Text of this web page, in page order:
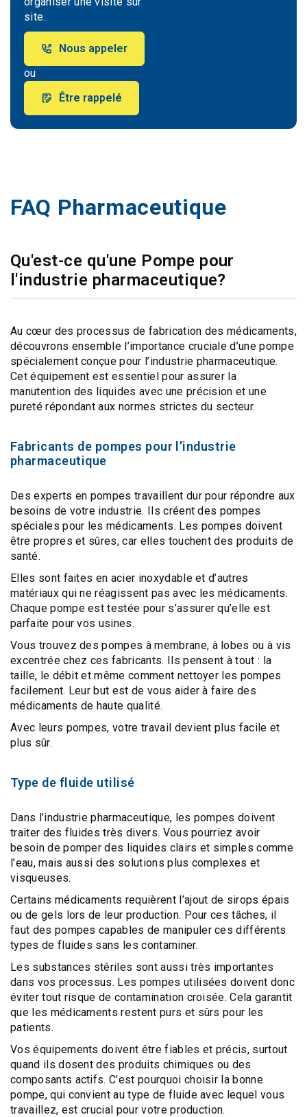
site.
Nous appeler
ou
Être rappelé
FAQ Pharmaceutique
Qu'est-ce qu'une Pompe pour
l'industrie pharmaceutique?
Au cœur des processus de fabrication des médicaments,
découvrons ensemble l’importance cruciale d’une pompe
spécialement conçue pour l’industrie pharmaceutique.
Cet équipement est essentiel pour assurer la
manutention des liquides avec une précision et une
pureté répondant aux normes strictes du secteur.
Fabricants de pompes pour l’industrie
pharmaceutique
Des experts en pompes travaillent dur pour répondre aux
besoins de votre industrie. Ils créent des pompes
spéciales pour les médicaments. Les pompes doivent
être propres et sûres, car elles touchent des produits de
santé.
Elles sont faites en acier inoxydable et d’autres
matériaux qui ne réagissent pas avec les médicaments.
Chaque pompe est testée pour s’assurer qu’elle est
parfaite pour vos usines.
Vous trouvez des pompes à membrane, à lobes ou à vis
excentrée chez ces fabricants. Ils pensent à tout : la
taille, le débit et même comment nettoyer les pompes
facilement. Leur but est de vous aider à faire des
médicaments de haute qualité.
Avec leurs pompes, votre travail devient plus facile et
plus sûr.
Type de fluide utilisé
Dans l’industrie pharmaceutique, les pompes doivent
traiter des fluides très divers. Vous pourriez avoir
besoin de pomper des liquides clairs et simples comme
l’eau, mais aussi des solutions plus complexes et
visqueuses.
Certains médicaments requièrent l’ajout de sirops épais
ou de gels lors de leur production. Pour ces tâches, il
faut des pompes capables de manipuler ces différents
types de fluides sans les contaminer.
Les substances stériles sont aussi très importantes
dans vos processus. Les pompes utilisées doivent donc
éviter tout risque decontamination croisée. Cela garantit
que les médicaments restent purs et sûrs pour les
patients.
Vos équipements doivent être fiables et précis, surtout
quand ils dosent des produits chimiques ou des
composants actifs. C’est pourquoi choisir la bonne
pompe, qui convient au type de fluide avec lequel vous
travaillez, est crucial pour votre production.